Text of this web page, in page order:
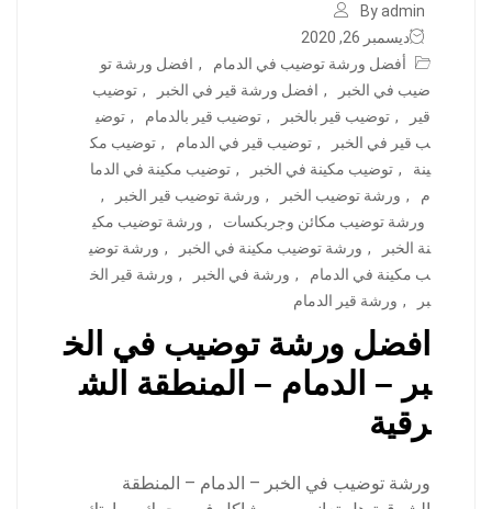
By admin
ديسمبر 26, 2020
أفضل ورشة توضيب في الدمام
, افضل ورشة تو
ضيب في الخبر
, افضل ورشة قير في الخبر , توضيب
قير
, توضيب قير بالخبر , توضيب قير بالدمام , توضي
ب قير في الخبر
, توضيب قير في الدمام , توضيب مك
ينة
, توضيب مكينة في الخبر , توضيب مكينة في الدما
م
, ورشة توضيب الخبر , ورشة توضيب قير الخبر
,
ورشة توضيب مكائن وجربكسات
, ورشة توضيب مكي
نة الخبر
, ورشة توضيب مكينة في الخبر , ورشة توضي
ب مكينة في الدمام
, ورشة في الخبر , ورشة قير الخ
بر
, ورشة قير الدمام
افضل ورشة توضيب في الخ
بر – الدمام – المنطقة الش
رقية
ورشة توضيب في الخبر – الدمام – المنطقة